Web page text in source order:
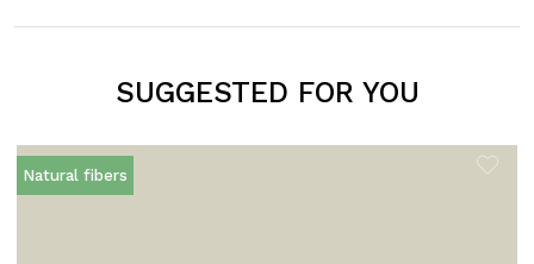
SUGGESTED FOR YOU
Natural fibers